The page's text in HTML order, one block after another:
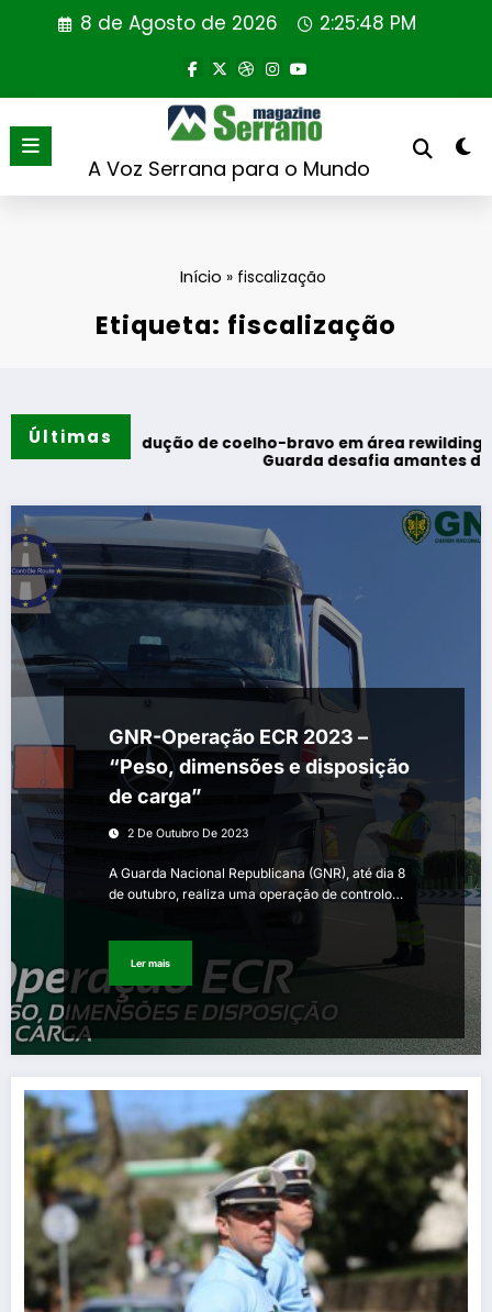
8 de Agosto de 2026 2:25:49 PM
A Voz Serrana para o Mundo
Início » fiscalização
Etiqueta: fiscalização
Últimas
coelho-bravo em área rewilding
Guarda desafia amantes do BTT na mítica Invernal
GNR-Operação ECR 2023 –
“Peso, dimensões e disposição
de carga”
2 De Outubro De 2023
A Guarda Nacional Republicana (GNR), até dia 8
de outubro, realiza uma operação de controlo…
Ler mais